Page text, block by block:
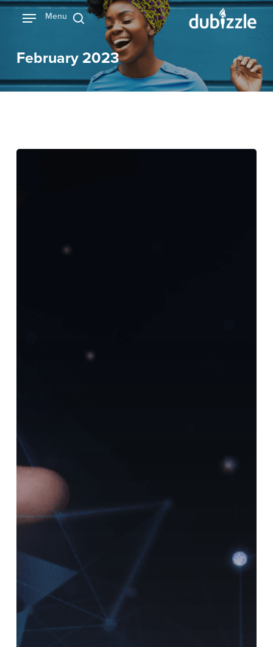
Skip
content
بحث
Menu
February 2023